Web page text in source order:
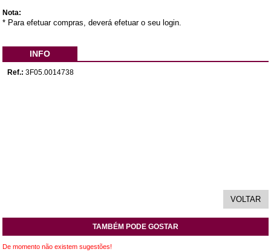
Nota:
* Para efetuar compras, deverá efetuar o seu login.
INFO
Ref.: 3F05.0014738
TAMBÉM PODE GOSTAR
De momento não existem sugestões!